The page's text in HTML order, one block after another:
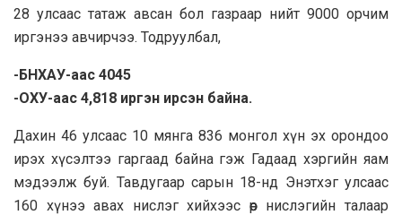
28 улсаас татаж авсан бол газраар нийт 9000 орчим
иргэнээ авчирчээ. Тодруулбал,
-БНХАУ-аас 4045
-ОХУ-аас 4,818 иргэн ирсэн байна.
Дахин 46 улсаас 10 мянга 836 монгол хүн эх орондоо
ирэх хүсэлтээ гаргаад байна гэж Гадаад хэргийн яам
мэдээлж буй. Тавдугаар сарын 18-нд Энэтхэг улсаас
160 хүнээ авах нислэг хийхээс өөр нислэгийн талаар